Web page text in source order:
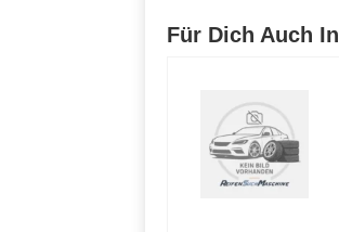
Für Dich Auch